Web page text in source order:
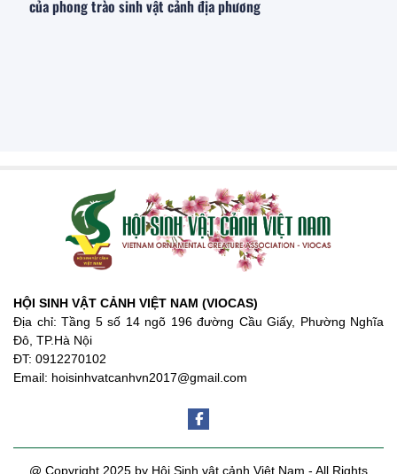
của phong trào sinh vật cảnh địa phương
HỘI SINH VẬT CẢNH VIỆT NAM (VIOCAS)
Địa chỉ: Tầng 5 số 14 ngõ 196 đường Cầu Giấy, Phường Nghĩa
Đô, TP.Hà Nội
ĐT: 0912270102
Email: hoisinhvatcanhvn2017@gmail.com
@ Copyright 2025 by Hội Sinh vật cảnh Việt Nam - All Rights